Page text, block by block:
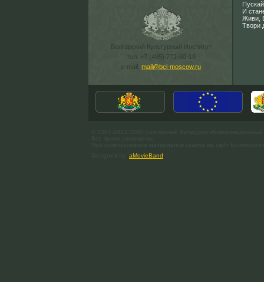
Болгарский Культурный Институт
тел. +7 (495) 771-60-18
e-mail: mail@bci-moscow.ru
И
Живи,
Твори
aMovieBand